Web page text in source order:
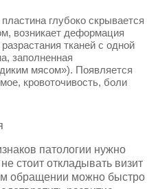
глубоко скрывается
возникает деформация
тканей с одной
заполненная
мясом»). Появляется
кровоточивость, боли
патологии нужно
стоит откладывать визит
обращении можно быстро